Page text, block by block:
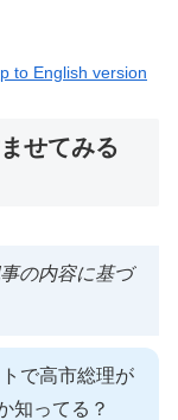
to English version
せてみる
の内容に基づ
で高市総理が
知ってる？